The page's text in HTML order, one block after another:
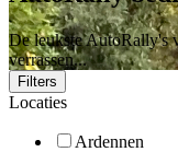
De leukste AutoRally's
verrassen...
Filters
Locaties
Ardennen